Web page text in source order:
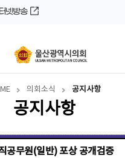
넷방송
의회소식 공지사항
공지사항
공무원(일반) 포상 공개검증